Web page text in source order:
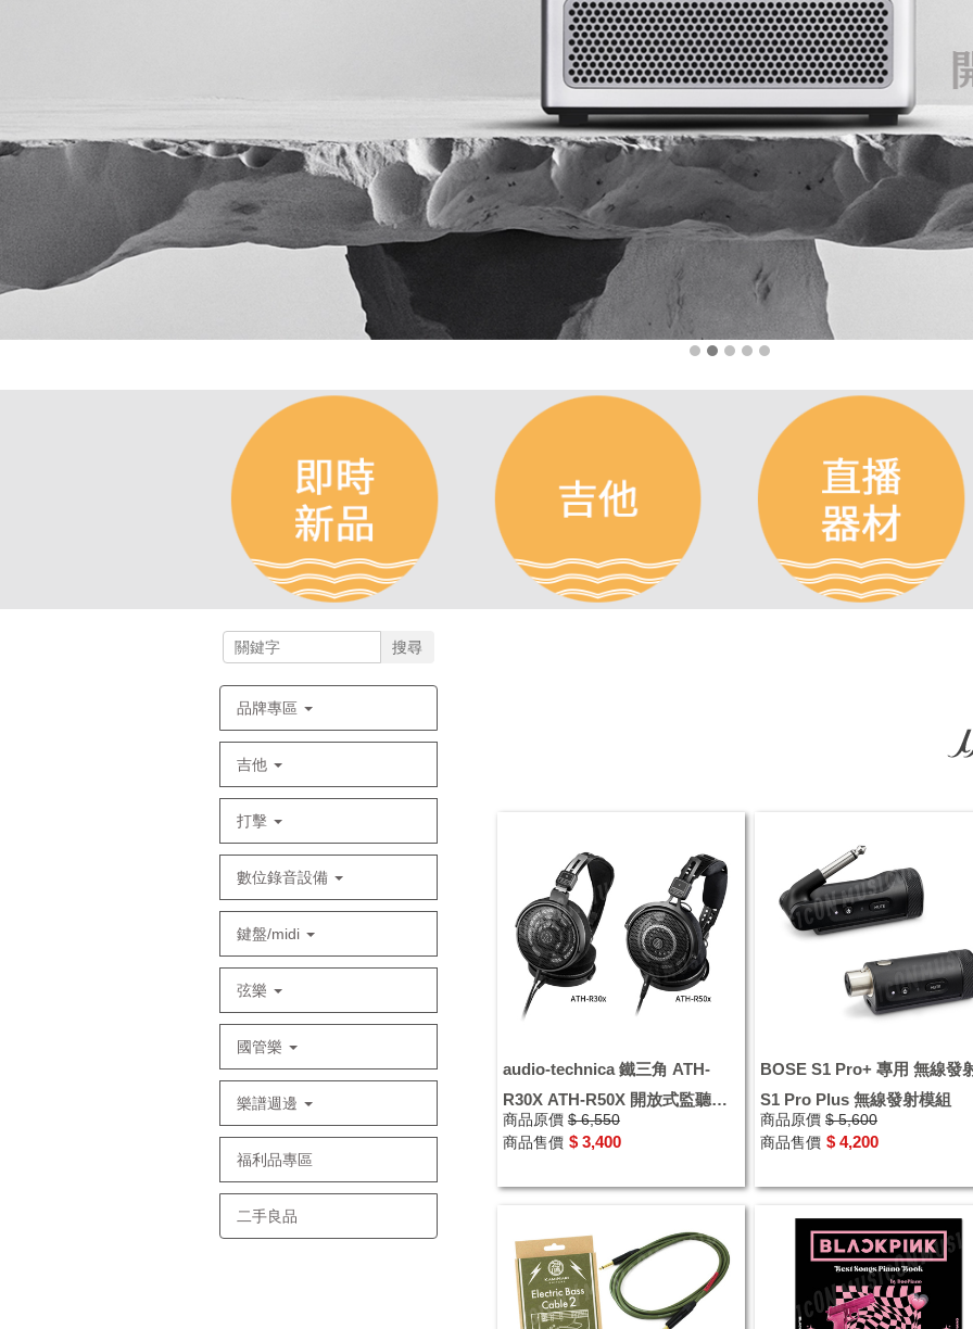
搜尋
品牌專區
吉他
打擊
數位錄音設備
鍵盤/midi
弦樂
國管樂
樂譜週邊
福利品專區
二手良品
audio-technica 鐵三角 ATH-
R30X ATH-R50X 開放式監聽耳
機 耳罩耳機 原廠保固
商品原價 $ 6,550
商品售價 $ 3,400
BOSE S1 Pro+ 專用 無線發
S1 Pro Plus 無線發射模組
商品原價 $ 5,600
商品售價 $ 4,200